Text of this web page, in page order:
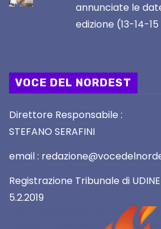
annunciate le
edizione (13-14-
VOCE DEL NORDEST
Direttore Responsabile :
STEFANO SERAFINI
email :
Registrazione Tribunale di
5.2.2019